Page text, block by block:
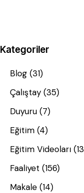
Kategoriler
Blog (31)
Çalıştay (35)
Duyuru (7)
Eğitim (4)
Eğitim Videoları
Faaliyet (156)
Makale (14)